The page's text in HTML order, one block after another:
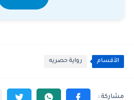
الأقسام رواية حصريه